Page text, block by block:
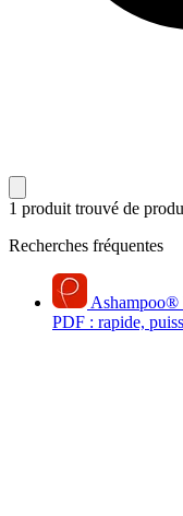
1 produit trouvé de
Recherches fréquentes
Ashampoo®
PDF : rapide,